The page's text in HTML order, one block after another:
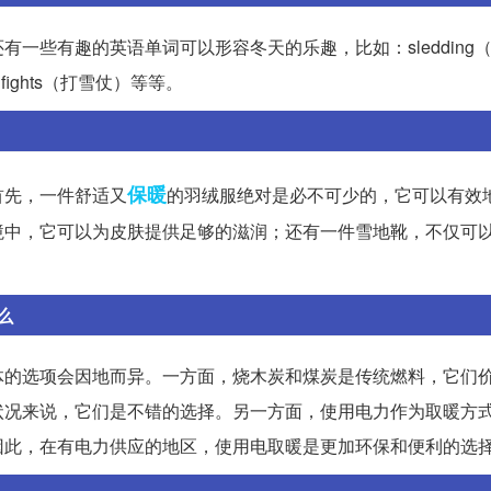
一些有趣的英语单词可以形容冬天的乐趣，比如：sledding
（打雪仗）等等。
，一件舒适又保暖的羽绒服绝对是必不可少的，它可以有效
，它可以为皮肤提供足够的滋润；还有一件雪地靴，不仅可
选项会因地而异。一方面，烧木炭和煤炭是传统燃料，它们
来说，它们是不错的选择。另一方面，使用电力作为取暖方
，在有电力供应的地区，使用电取暖是更加环保和便利的选